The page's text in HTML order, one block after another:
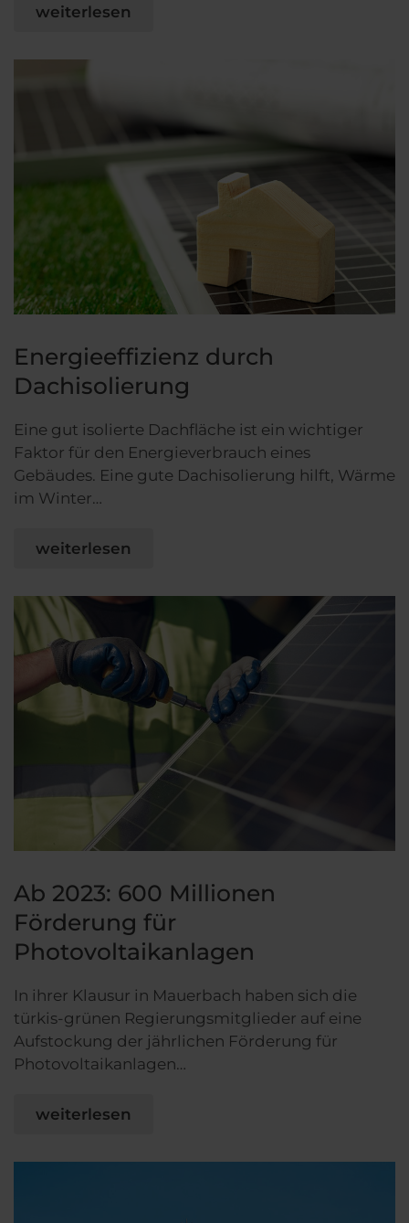
weiterlesen
Energieeffizienz durch
Dachisolierung
Eine gut isolierte Dachfläche ist ein wichtiger
Faktor für den Energieverbrauch eines
Gebäudes. Eine gute Dachisolierung hilft, Wärme
im Winter…
weiterlesen
Ab 2023: 600 Millionen
Förderung für
Photovoltaikanlagen
In ihrer Klausur in Mauerbach haben sich die
türkis-grünen Regierungsmitglieder auf eine
Aufstockung der jährlichen Förderung für
Photovoltaikanlagen…
weiterlesen